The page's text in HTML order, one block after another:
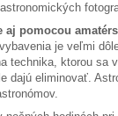
aj pomocou
je veľmi
technika, ktorou sa
dajú eliminovať.